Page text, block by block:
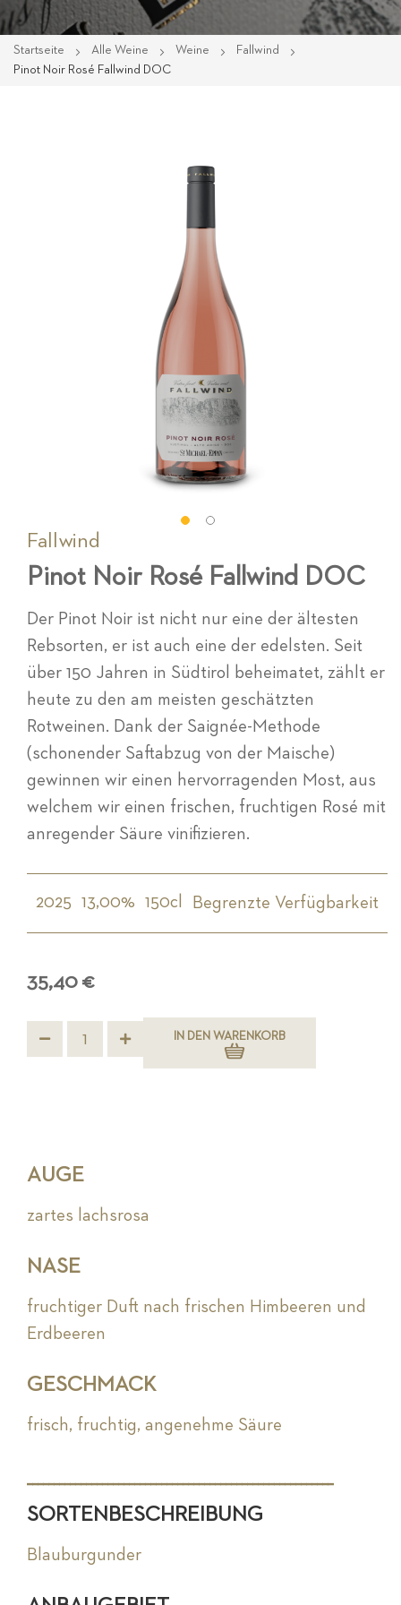
Startseite Alle Weine Weine
Fallwind
Pinot Noir Rosé Fallwind DOC
Fallwind
Pinot Noir Rosé Fallwind DOC
Der Pinot Noir ist nicht nur eine der ältesten
Rebsorten, er ist auch eine der edelsten. Seit
über 150 Jahren in Südtirol beheimatet, zählt er
heute zu den am meisten geschätzten
Rotweinen. Dank der Saignée-Methode
(schonender Saftabzug von der Maische)
gewinnen wir einen hervorragenden Most, aus
welchem wir einen frischen, fruchtigen Rosé mit
anregender Säure vinifizieren.
2025 13,00% 150cl Begrenzte Verfügbarkeit
35,40 €
IN DEN WARENKORB
AUGE
zartes lachsrosa
NASE
fruchtiger Duft nach frischen Himbeeren und
Erdbeeren
GESCHMACK
frisch, fruchtig, angenehme Säure
SORTENBESCHREIBUNG
Blauburgunder
Zum
springen